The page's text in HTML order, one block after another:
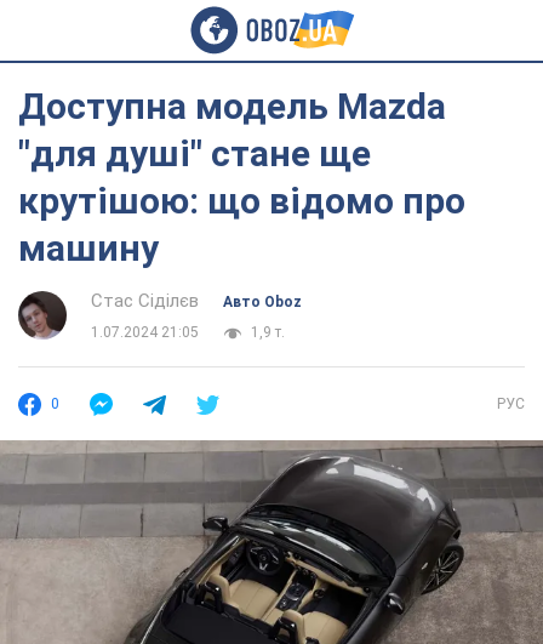
Доступна модель Mazda
"для душі" стане ще
крутішою: що відомо про
машину
Стас Сіділєв
Авто Oboz
1.07.2024 21:05
1,9 т.
0 РУС